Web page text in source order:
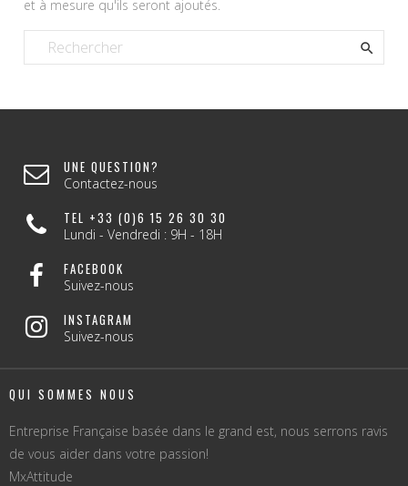
et à mesure qu'ils seront ajoutés.

UNE QUESTION?
Contactez-nous
TEL +33 (0)6 15 26 30 30
Lundi - Vendredi : 9H - 18H
FACEBOOK
Suivez-nous
INSTAGRAM
Suivez-nous
QUI SOMMES NOUS
Entreprise Française basée dans le grand est, nous serrons ravis
de vous aider dans votre passion!
MxAttitude